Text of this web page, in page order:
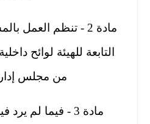
مادة 2 - تنظم العمل
التابعة للهيئة لوائح
من مجلس
مادة 3 - فيما لم